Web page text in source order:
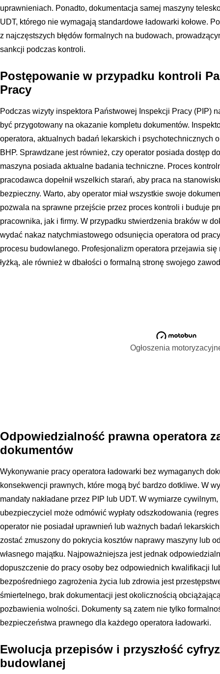
uprawnieniach. Ponadto, dokumentacja samej maszyny
UDT, którego nie wymagają standardowe ładowarki kołowe.
z najczęstszych błędów formalnych na budowach,
sankcji podczas kontroli.
Postępowanie w przypadku kontroli
Pracy
Podczas wizyty inspektora Państwowej Inspekcji Pracy (PIP)
być przygotowany na okazanie kompletu dokumentów.
operatora, aktualnych badań lekarskich i psychotechnicznych
BHP. Sprawdzane jest również, czy operator posiada dostęp
maszyna posiada aktualne badania techniczne. Proces
pracodawca dopełnił wszelkich starań, aby praca na
bezpieczny. Warto, aby operator miał wszystkie swoje
pozwala na sprawne przejście przez proces kontroli i buduje
pracownika, jak i firmy. W przypadku stwierdzenia braków w
wydać nakaz natychmiastowego odsunięcia operatora od
procesu budowlanego. Profesjonalizm operatora przejawia
łyżką, ale również w dbałości o formalną stronę swojego
Ogłoszenia
Odpowiedzialność prawna operatora
dokumentów
Wykonywanie pracy operatora ładowarki bez wymaganych
konsekwencji prawnych, które mogą być bardzo dotkliwe. W
mandaty nakładane przez PIP lub UDT. W wymiarze
ubezpieczyciel może odmówić wypłaty odszkodowania
operator nie posiadał uprawnień lub ważnych badań
zostać zmuszony do pokrycia kosztów naprawy maszyny lub
własnego majątku. Najpoważniejsza jest jednak
dopuszczenie do pracy osoby bez odpowiednich kwalifikacji
bezpośredniego zagrożenia życia lub zdrowia jest
śmiertelnego, brak dokumentacji jest okolicznością
pozbawienia wolności. Dokumenty są zatem nie tylko
bezpieczeństwa prawnego dla każdego operatora ładowarki.
Ewolucja przepisów i przyszłość
budowlanej